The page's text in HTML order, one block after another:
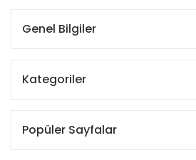
Genel Bilgiler
Kategoriler
Popüler Sayfalar